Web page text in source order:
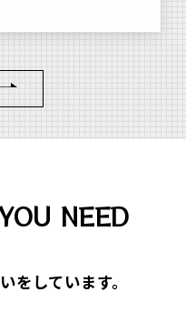
NEED
をしています。